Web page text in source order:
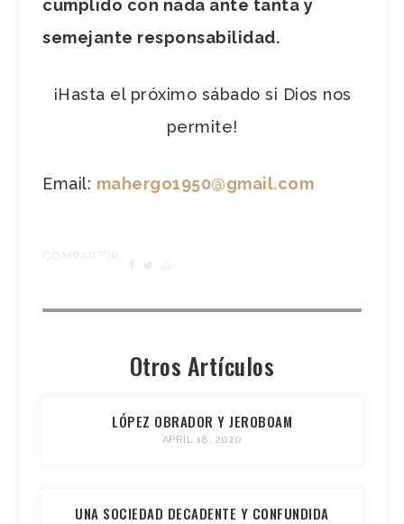
cumplido con nada ante tanta y
semejante responsabilidad.
¡Hasta el próximo sábado si Dios nos
permite!
Email: mahergo1950@gmail.com
Otros Artículos
LÓPEZ OBRADOR Y JEROBOAM
APRIL 18, 2020
UNA SOCIEDAD DECADENTE Y CONFUNDIDA